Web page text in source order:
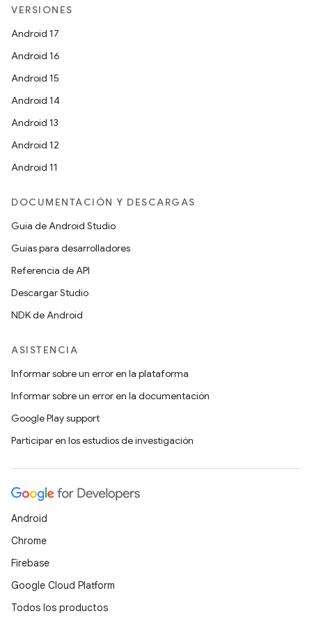
VERSIONES
Android 17
Android 16
Android 15
Android 14
Android 13
Android 12
Android 11
DOCUMENTACIÓN Y DESCARGAS
Guía de Android Studio
Guías para desarrolladores
Referencia de API
Descargar Studio
NDK de Android
ASISTENCIA
Informar sobre un error en la plataforma
Informar sobre un error en la documentación
Google Play support
Participar en los estudios de investigación
Android
Chrome
Firebase
Google Cloud Platform
Todos los productos